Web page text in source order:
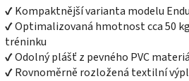
✔ Kompaktnější varianta modelu
✔ Optimalizovaná hmotnost cca 50
tréninku
✔ Odolný plášť z pevného PVC
✔ Rovnoměrně rozložená textilní